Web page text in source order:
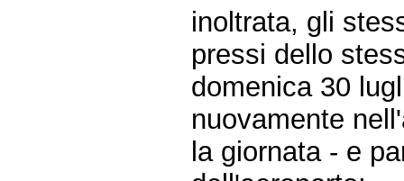
inoltrata, gli
pressi dello
domenica 30
nuovamente
la giornata - e